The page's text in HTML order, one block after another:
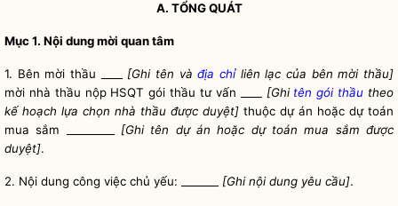
A. TỔNG QUÁT
Mục 1. Nội dung mời quan tâm
1. Bên mời thầu [Ghi tên vàđịa chỉliên lạc của bên mời thầu]
mời nhà thầu nộp HSQT gói thầu tư vấn ____ [Ghi tên gói thầu theo
kế hoạch lựa chọn nhà thầu được duyệt] thuộc dự án hoặc dự toán
mua sắm _________ [Ghi tên dự án hoặc dự toán mua sắm được
duyệt].
2. Nội dung công việc chủ yếu: _______ [Ghi nội dung yêu cầu].